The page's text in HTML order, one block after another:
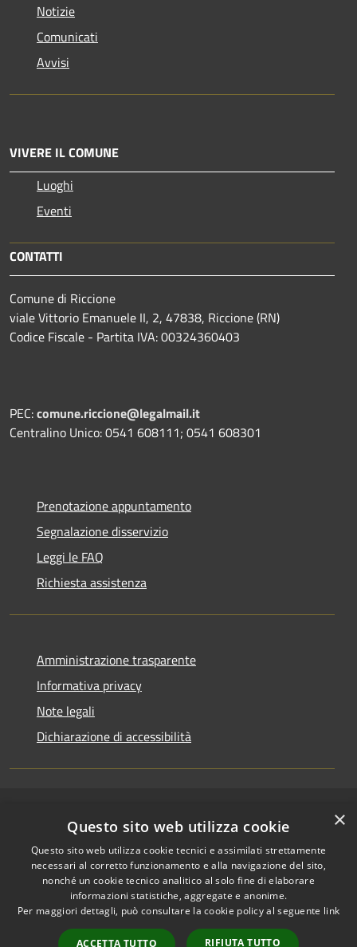
Notizie
Comunicati
Avvisi
VIVERE IL COMUNE
Luoghi
Eventi
CONTATTI
Comune di Riccione
viale Vittorio Emanuele II, 2, 47838, Riccione (RN)
Codice Fiscale - Partita IVA: 00324360403
PEC:comune.riccione@legalmail.it
Centralino Unico: 0541 608111; 0541 608301
Prenotazione appuntamento
Segnalazione disservizio
Leggi le FAQ
Richiesta assistenza
Amministrazione trasparente
Informativa privacy
Note legali
Dichiarazione di accessibilità
Accessibilità
Privacy
Cookie
Mappa del sito
Area riservata
amministratori comunali
Copyright © 2026 • Comune di
Riccione • Powered by
Municipium•Accesso
redazione
×
Questo sito web utilizza cookie
Questo sito web utilizza cookie tecnici e assimilati strettamente
necessari al corretto funzionamento e alla navigazione del sito,
nonché un cookie tecnico analitico al solo fine di elaborare
informazioni statistiche, aggregate e anonime.
Per maggiori dettagli, può consultare la cookie policy al seguente link
ACCETTA TUTTO RIFIUTA TUTTO